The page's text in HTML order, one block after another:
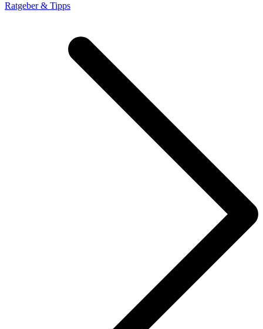
Ratgeber & Tipps